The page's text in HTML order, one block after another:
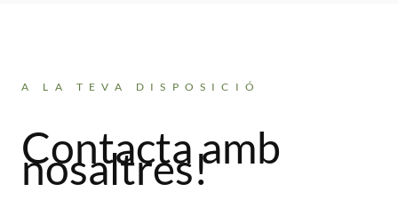
A LA TEVA DISPOSICIÓ
Contacta amb
nosaltres!